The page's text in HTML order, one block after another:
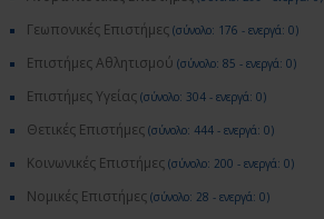
Γεωπονικές Επιστήμες (σύνολο: 176 - ενεργά: 0)
Επιστήμες Αθλητισμού (σύνολο: 85 - ενεργά: 0)
Επιστήμες Υγείας (σύνολο: 304 - ενεργά: 0)
Θετικές Επιστήμες (σύνολο: 444 - ενεργά: 0)
Κοινωνικές Επιστήμες (σύνολο: 200 - ενεργά: 0)
Νομικές Επιστήμες (σύνολο: 28 - ενεργά: 0)